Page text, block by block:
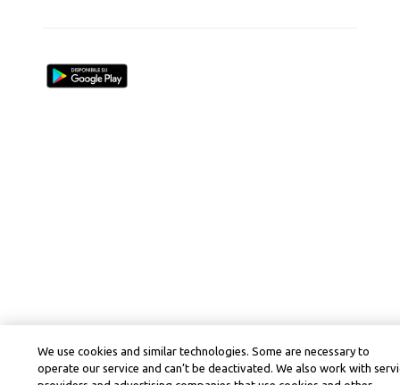
We use cookies and similar technologies. Some are necessary to
operate our service and can’t be deactivated. We also work with